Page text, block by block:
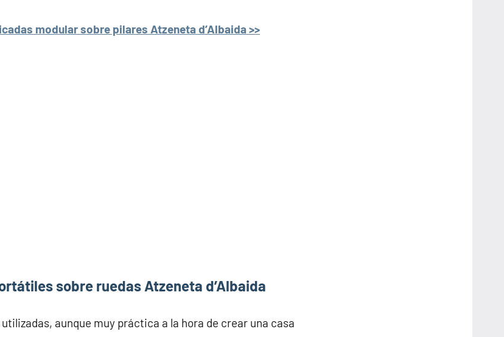
modular sobre pilares Atzeneta d’Albaida >>
sobre ruedas Atzeneta d’Albaida
aunque muy práctica a la hora de crear una casa